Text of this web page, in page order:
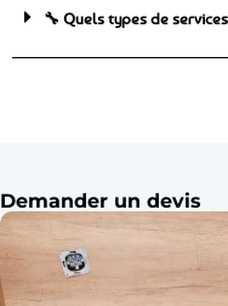
🔧 Quels types de
Demander un devis